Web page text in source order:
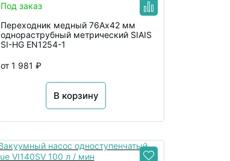
Под заказ
Переходник медный 76Ах42 мм
однораструбный метрический SIAIS
SI-HG EN1254-1
от 1 981 ₽
В корзину